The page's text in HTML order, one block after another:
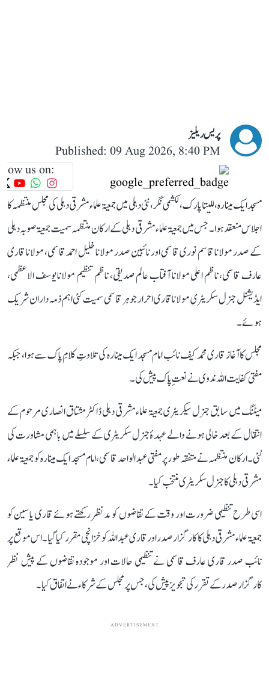
پریس ریلیز
Published: 09 Aug 2026, 8:40 PM
us on:
مسجد ایک مینارہ، للیتا پارک، لکشمی نگر، نئی دہلی میں جمعیۃ علماء مشرقی دہلی کی مجلس منتظمہ کا
اجلاس منعقد ہوا۔ جس میں جمعیۃ علماء مشرقی دہلی کے ارکان منتظمہ سمیت جمعیۃ صوبہ دہلی
کے صدر مولانا قاسم نوری قاسمی اور نائبین صدر مولانا خلیل احمد قاسمی، مولانا قاری
عارف قاسمی، ناظم اعلی مولانا آفتاب عالم صدیقی، ناظم تنظیم مولانا یوسف الاعظمی،
ایڈیشنل جنرل سکریٹری مولانا قاری احرار جوہر قاسمی سمیت کئی اہم ذمہ داران شریک
ہوئے ۔
مجلس کا آغاز قاری محمد کیف نائب امام مسجد ایک مینارہ کی تلاوتِ کلامِ پاک سے ہوا، جبکہ
مفتی کفایت اللہ ندوی نے نعتِ پاک پیش کی۔
میٹنگ میں سابق جنرل سیکریٹری جمعیۃ علماء مشرقی دہلی ڈاکٹر مشتاق انصاری مرحوم کے
انتقال کے بعد خالی ہونے والے عہدۂ جنرل سکریٹری کے سلسلے میں باہمی مشاورت کی
گئی۔ ارکان منتظمہ نے متفقہ طور پر مفتی عبد الواحد قاسمی، امام مسجد ایک مینارہ کو جمعیۃ علماء
مشرقی دہلی کا جنرل سکریٹری منتخب کیا۔
اسی طرح تنظیمی ضرورت اور وقت کے تقاضوں کو مدنظر رکھتے ہوئے قاری یاسین کو
جمعیۃ علماء مشرقی دہلی کا کارگزار صدر اور قاری عبد اللہ کو خزانچی مقرر کیا گیا۔ اس موقع پر
نائب صدر قاری عارف قاسمی نے تنظیمی حالات اور موجودہ تقاضوں کے پیش نظر
کارگزار صدر کے تقرر کی تجویز پیش کی، جس پر مجلس کے شرکاء نے اتفاق کیا۔
ADVERTISEMENT